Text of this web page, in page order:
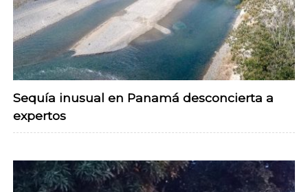
Sequía inusual en Panamá desconcierta a
expertos